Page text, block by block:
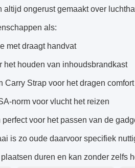
ongerust gemaakt over
als:
met draagt handvat
het houden van inhoudsbrandkast
Carry Strap voor het dragen comfort
norm voor vlucht het reizen
voor het passen van de
is zo oude daarvoor specifiek
duren en kan zonder zelfs